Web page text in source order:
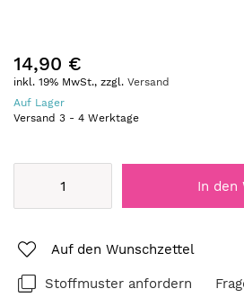
14,90 €
inkl. 19% MwSt., zzgl. Versand
Auf Lager
Versand 3 - 4 Werktage
In den
Auf den Wunschzettel
Stoffmuster anfordern